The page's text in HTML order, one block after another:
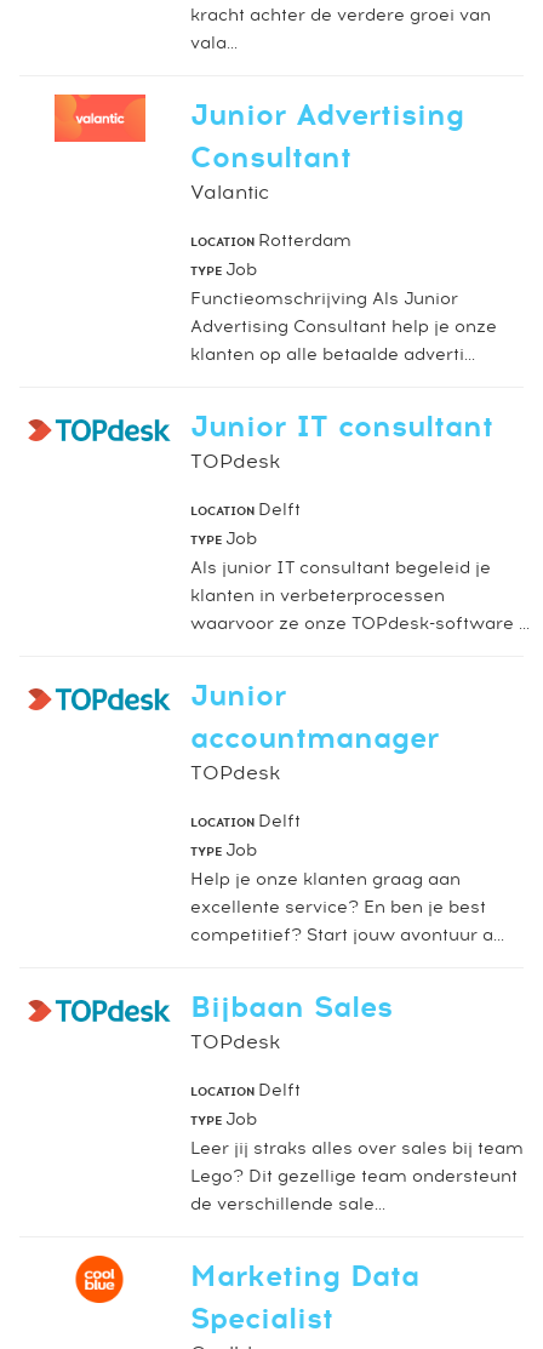
kracht achter de verdere groei van
vala...
Junior Advertising
Consultant
Valantic
LOCATION Rotterdam
TYPE Job
Functieomschrijving Als Junior
Advertising Consultant help je onze
klanten op alle betaalde adverti...
Junior IT consultant
TOPdesk
LOCATION Delft
TYPE Job
Als junior IT consultant begeleid je
klanten in verbeterprocessen
waarvoor ze onze TOPdesk-software ...
Junior
accountmanager
TOPdesk
LOCATION Delft
TYPE Job
Help je onze klanten graag aan
excellente service? En ben je best
competitief? Start jouw avontuur a...
Bijbaan Sales
TOPdesk
LOCATION Delft
TYPE Job
Leer jij straks alles over sales bij team
Lego? Dit gezellige team ondersteunt
de verschillende sale...
Marketing Data
Specialist